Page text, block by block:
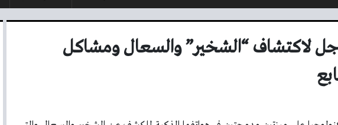
لاكتشاف “الشخير” والسعال ومشاكل